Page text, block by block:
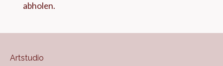
abholen.
Artstudio